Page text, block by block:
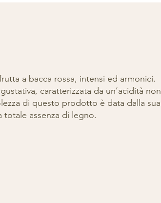
a bacca rossa, intensi ed armonici.
caratterizzata da un’acidità non
di questo prodotto è data dalla sua
totale assenza di legno.